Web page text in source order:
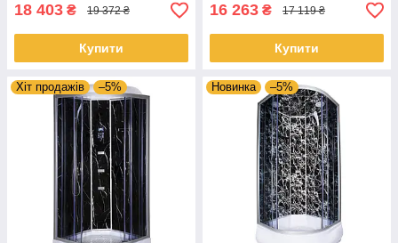
18 403 ₴ 19 372 ₴
Купити
16 263 ₴ 17 119 ₴
Купити
Хіт продажів –5% Новинка –5%